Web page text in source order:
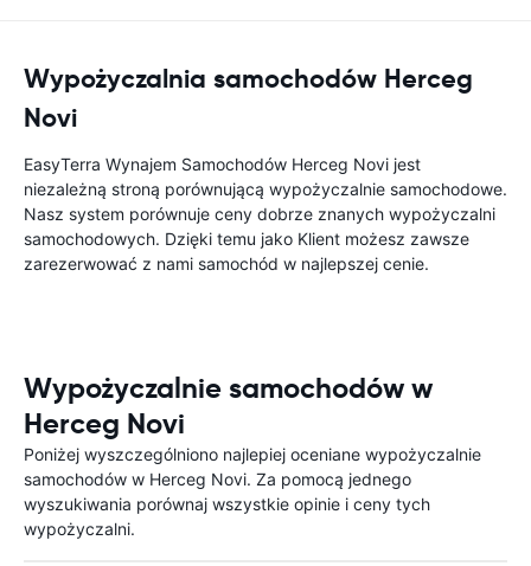
Wypożyczalnia samochodów Herceg
Novi
EasyTerra Wynajem Samochodów Herceg Novi jest
niezależną stroną porównującą wypożyczalnie samochodowe.
Nasz system porównuje ceny dobrze znanych wypożyczalni
samochodowych. Dzięki temu jako Klient możesz zawsze
zarezerwować z nami samochód w najlepszej cenie.
Wypożyczalnie samochodów w
Herceg Novi
Poniżej wyszczególniono najlepiej oceniane wypożyczalnie
samochodów w Herceg Novi. Za pomocą jednego
wyszukiwania porównaj wszystkie opinie i ceny tych
wypożyczalni.